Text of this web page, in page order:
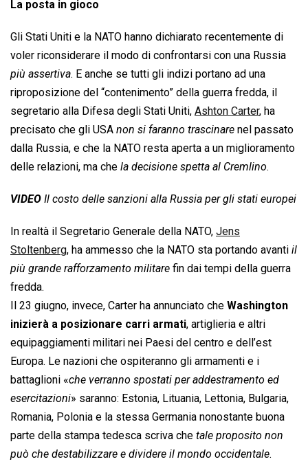
La posta in gioco
Gli Stati Uniti e la NATO hanno dichiarato recentemente di
voler riconsiderare il modo di confrontarsi con una Russia
più assertiva. E anche se tutti gli indizi portano ad una
riproposizione del “contenimento” della guerra fredda, il
segretario alla Difesa degli Stati Uniti, Ashton Carter, ha
precisato che gli USA  non si faranno trascinare  nel passato
dalla Russia, e che la NATO resta aperta a un miglioramento
delle relazioni, ma che  la decisione spetta al Cremlino.
VIDEO Il costo delle sanzioni alla Russia per gli stati europei
In realtà il Segretario Generale della NATO, Jens
Stoltenberg, ha ammesso che la NATO sta portando avanti  il
più grande rafforzamento militare  fin dai tempi della guerra
fredda.
Il 23 giugno, invece, Carter ha annunciato che Washington
inizierà a posizionare carri armati, artiglieria e altri
equipaggiamenti militari nei Paesi del centro e dell’est
Europa. Le nazioni che ospiteranno gli armamenti e i
battaglioni «che verranno spostati per addestramento ed
esercitazioni» saranno: Estonia, Lituania, Lettonia, Bulgaria,
Romania, Polonia e la stessa Germania nonostante buona
parte della stampa tedesca scriva che  tale proposito non
può che destabilizzare e dividere il mondo occidentale.